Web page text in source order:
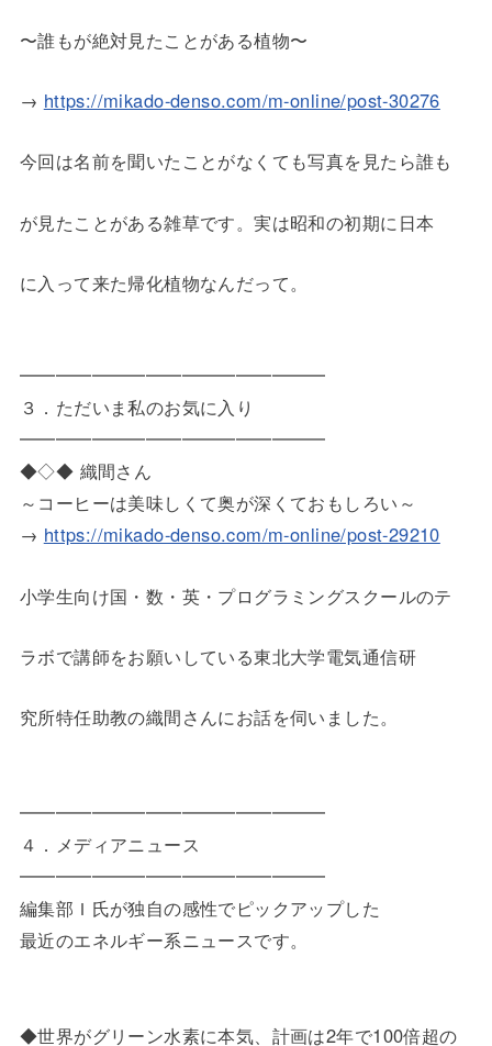
〜誰もが絶対見たことがある植物〜
→ https://mikado-denso.com/m-online/post-30276
今回は名前を聞いたことがなくても写真を見たら誰も
が見たことがある雑草です。実は昭和の初期に日本
に入って来た帰化植物なんだって。
━━━━━━━━━━━━━━━━━
３．ただいま私のお気に入り
━━━━━━━━━━━━━━━━━
◆◇◆ 織間さん
～コーヒーは美味しくて奥が深くておもしろい～
→ https://mikado-denso.com/m-online/post-29210
小学生向け国・数・英・プログラミングスクールのテ
ラボで講師をお願いしている東北大学電気通信研
究所特任助教の織間さんにお話を伺いました。
━━━━━━━━━━━━━━━━━
４．メディアニュース
━━━━━━━━━━━━━━━━━
編集部Ｉ氏が独自の感性でピックアップした
最近のエネルギー系ニュースです。
◆世界がグリーン水素に本気、計画は2年で100倍超の